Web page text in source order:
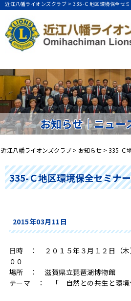
近江八幡ライオンズクラブ >335-Ｃ地区環境保全セミ
お知らせ｜ニュー
近江八幡ライオンズクラブ > お知らせ > 335-Ｃ
335-Ｃ地区環境保全セミナー
2015年03月11日
日時 ： ２０１５年３月１２日（木
００
場所 ： 滋賀県立琵琶湖博物館
テーマ ： 「 自然との共生と環境